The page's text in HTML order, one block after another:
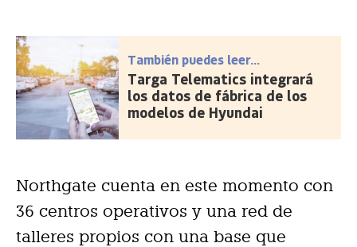
También puedes leer...
Targa Telematics integrará
los datos de fábrica de los
modelos de Hyundai
Northgate cuenta en este momento con
36 centros operativos y una red de
talleres propios con una base que